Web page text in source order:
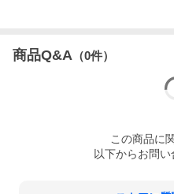
商品Q&A （0件）
この商品に
以下からお問い